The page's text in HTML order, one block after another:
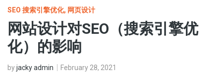
SEO 搜索引擎优化, 网页设计
网站设计对SEO（搜索引擎优
化）的影响
byjacky admin February 28, 2021